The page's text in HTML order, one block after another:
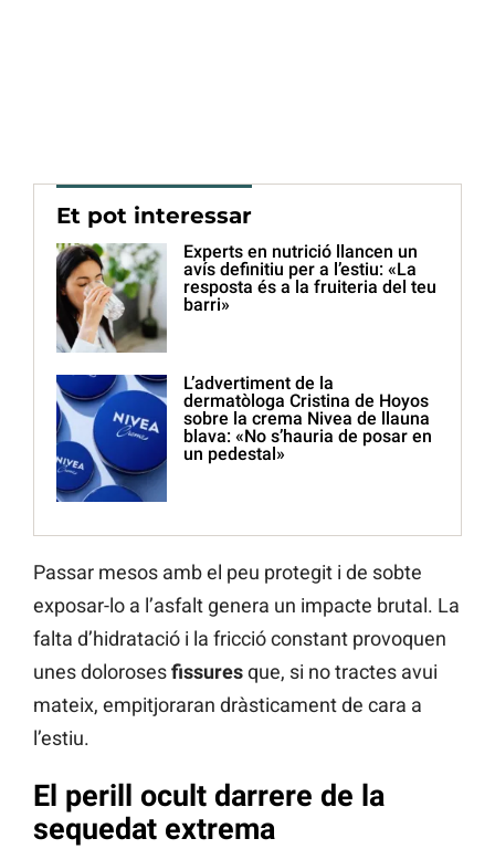
Et pot interessar
Experts en nutrició llancen un
avís definitiu per a l’estiu: «La
resposta és a la fruiteria del teu
barri»
L’advertiment de la
dermatòloga Cristina de Hoyos
sobre la crema Nivea de llauna
blava: «No s’hauria de posar en
un pedestal»
Passar mesos amb el peu protegit i de sobte
exposar-lo a l’asfalt genera un impacte brutal. La
falta d’hidratació i la fricció constant provoquen
unes dolorosesfissuresque, si no tractes avui
mateix, empitjoraran dràsticament de cara a
l’estiu.
El perill ocult darrere de la
sequedat extrema